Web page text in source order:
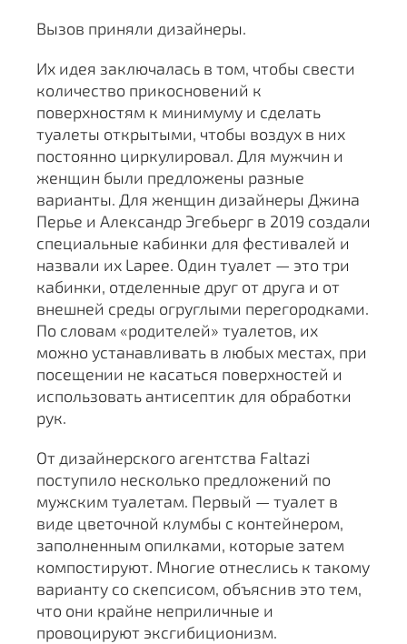
Вызов приняли дизайнеры.
Их идея заключалась в том, чтобы свести
количество прикосновений к
поверхностям к минимуму и сделать
туалеты открытыми, чтобы воздух в них
постоянно циркулировал. Для мужчин и
женщин были предложены разные
варианты. Для женщин дизайнеры Джина
Перье и Александр Эгебьерг в 2019 создали
специальные кабинки для фестивалей и
назвали их Lapee. Один туалет — это три
кабинки, отделенные друг от друга и от
внешней среды огруглыми перегородками.
По словам «родителей» туалетов, их
можно устанавливать в любых местах, при
посещении не касаться поверхностей и
использовать антисептик для обработки
рук.
От дизайнерского агентства Faltazi
поступило несколько предложений по
мужским туалетам. Первый — туалет в
виде цветочной клумбы с контейнером,
заполненным опилками, которые затем
компостируют. Многие отнеслись к такому
варианту со скепсисом, объяснив это тем,
что они крайне неприличные и
провоцируют эксгибиционизм.